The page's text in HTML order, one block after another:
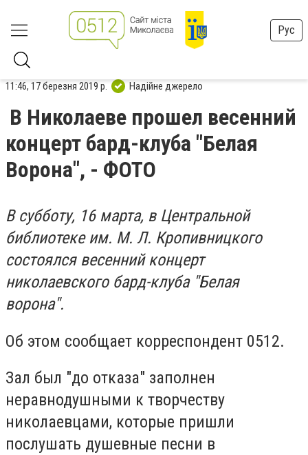
Рус
11:46, 17 березня 2019 р. Надійне джерело
В Николаеве прошел весенний
концерт бард-клуба "Белая
Ворона", - ФОТО
В субботу, 16 марта, в Центральной
библиотеке им. М. Л. Кропивницкого
состоялся весенний концерт
николаевского бард-клуба "Белая
ворона".
Об этом сообщает корреспондент 0512.
Зал был "до отказа" заполнен
неравнодушными к творчеству
николаевцами, которые пришли
послушать душевные песни в